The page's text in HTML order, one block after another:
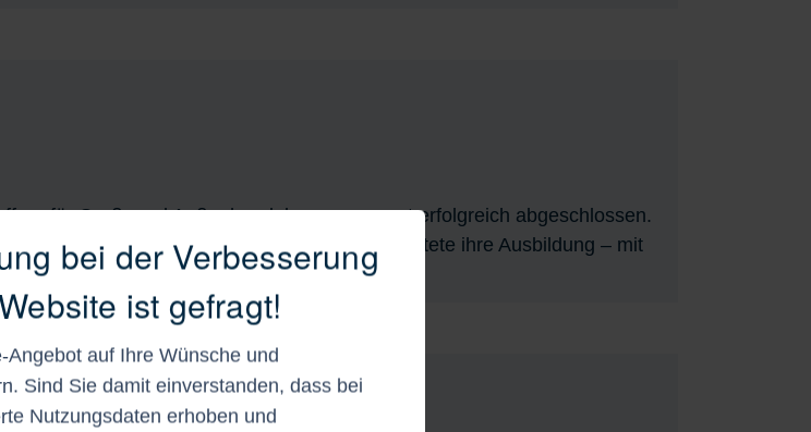
für Groß- und Außenhandelsmanagement erfolgreich abgeschlossen.
Lager. 2023 wechselte sie ins Büro und startete ihre Ausbildung – mit
bei der Verbesserung
ist gefragt!
auf Ihre Wünsche und
Sind Sie damit einverstanden, dass bei
Nutzungsdaten erhoben und